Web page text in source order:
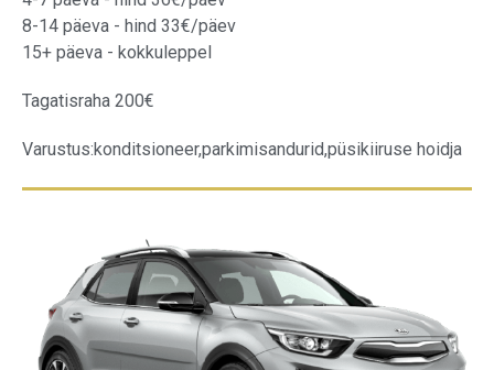
8-14 päeva - hind 33€/päev
15+ päeva - kokkuleppel
Tagatisraha 200€
Varustus:konditsioneer,parkimisandurid,püsikiiruse hoidja